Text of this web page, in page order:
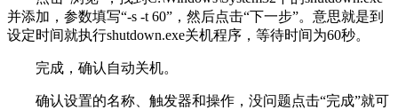
并添加，参数填写“-s -t 60”，然后点击“下一步”。意思就是到
设定时间就执行shutdown.exe关机程序，等待时间为60秒。
完成，确认自动关机。
确认设置的名称、触发器和操作，没问题点击“完成”就可